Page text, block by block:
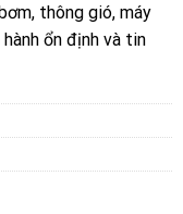
thông gió, máy
ổn định và tin